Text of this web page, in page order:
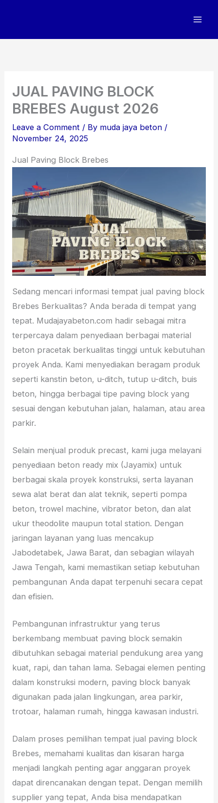
JUAL PAVING BLOCK
BREBES August 2026
Leave a Comment / By muda jaya beton /
November 24, 2025
Jual Paving Block Brebes
Sedang mencari informasi tempat jual paving block
Brebes Berkualitas? Anda berada di tempat yang
tepat. Mudajayabeton.com hadir sebagai mitra
terpercaya dalam penyediaan berbagai material
beton pracetak berkualitas tinggi untuk kebutuhan
proyek Anda. Kami menyediakan beragam produk
seperti kanstin beton, u-ditch, tutup u-ditch, buis
beton, hingga berbagai tipe paving block yang
sesuai dengan kebutuhan jalan, halaman, atau area
parkir.
Selain menjual produk precast, kami juga melayani
penyediaan beton ready mix (Jayamix) untuk
berbagai skala proyek konstruksi, serta layanan
sewa alat berat dan alat teknik, seperti pompa
beton, trowel machine, vibrator beton, dan alat
ukur theodolite maupun total station. Dengan
jaringan layanan yang luas mencakup
Jabodetabek, Jawa Barat, dan sebagian wilayah
Jawa Tengah, kami memastikan setiap kebutuhan
pembangunan Anda dapat terpenuhi secara cepat
dan efisien.
Pembangunan infrastruktur yang terus
berkembang membuat paving block semakin
dibutuhkan sebagai material pendukung area yang
kuat, rapi, dan tahan lama. Sebagai elemen penting
dalam konstruksi modern, paving block banyak
digunakan pada jalan lingkungan, area parkir,
trotoar, halaman rumah, hingga kawasan industri.
Dalam proses pemilihan tempat jual paving block
Brebes, memahami kualitas dan kisaran harga
menjadi langkah penting agar anggaran proyek
dapat direncanakan dengan tepat. Dengan memilih
supplier yang tepat, Anda bisa mendapatkan